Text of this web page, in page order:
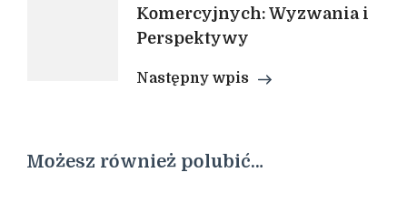
Komercyjnych: Wyzwania i
Perspektywy
Następny wpis
Możesz również polubić…